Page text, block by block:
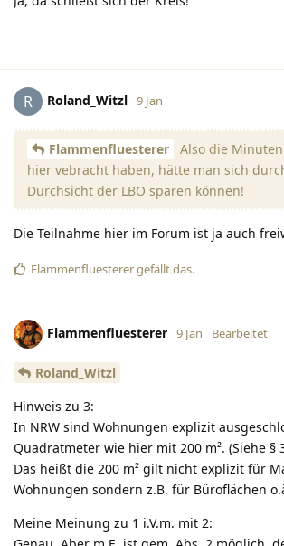
R Roland_Witzl 9 Jan
Flammenfluesterer
Also die
hier vebracht haben, hätte man sich
Durchsicht der LBO sparen können!
Die Teilnahme hier im Forum ist ja auch
Flammenfluesterergefällt das.
Flammenfluesterer 9 Jan Bearbeitet
Roland_Witzl
Hinweis zu 3:
In NRW sind Wohnungen explizit
Quadratmeter wie hier mit 200 m². (Siehe §
Das heißt die 200 m² gilt nicht explizit für
Wohnungen sondern z.B. für Büroflächen
Meine Meinung zu 1 i.V.m. mit 2: